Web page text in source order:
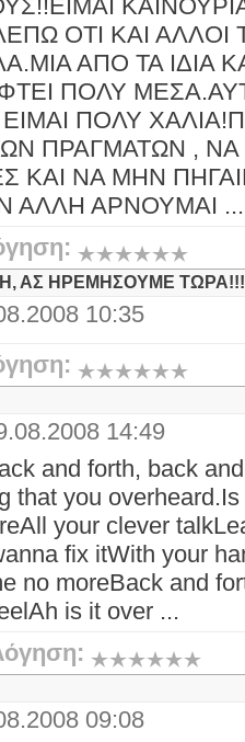
ΟΤΙ ΚΑΙ
ΑΠΟ ΤΑ ΙΔΙΑ
ΠΟΛΥ
ΕΙΜΑΙ ΠΟΛΥ
ΠΡΑΓΜΑΤΩΝ , ΝΑ
ΚΑΙ ΝΑ ΜΗΝ
ΑΛΛΗ ΑΡΝΟΥΜΑΙ ...
ΑΣ ΗΡΕΜΗΣΟΥΜΕ
10:35
14:49
and forth, back
that you
your clever
fix itWith your
no moreBack and
is it over ...
09:08